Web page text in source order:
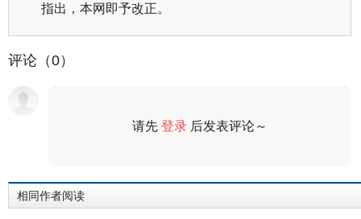
指出，本网即予改正。
评论（0）
请先登录 后发表评论～
相同作者阅读